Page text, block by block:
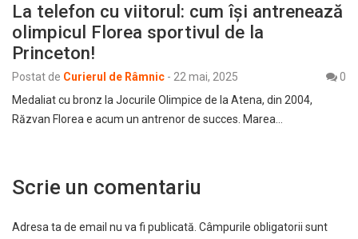
La telefon cu viitorul: cum își antrenează
olimpicul Florea sportivul de la
Princeton!
Postat de Curierul de Râmnic - 22 mai, 2025
0
Medaliat cu bronz la Jocurile Olimpice de la Atena, din 2004,
Răzvan Florea e acum un antrenor de succes. Marea…
Scrie un comentariu
Adresa ta de email nu va fi publicată. Câmpurile obligatorii sunt